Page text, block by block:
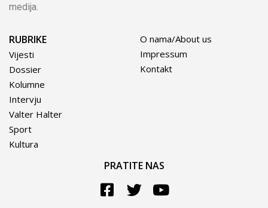
medija.
RUBRIKE
Vijesti
Dossier
Kolumne
Intervju
Valter Halter
Sport
Kultura
O nama/About us
Impressum
Kontakt
PRATITE NAS